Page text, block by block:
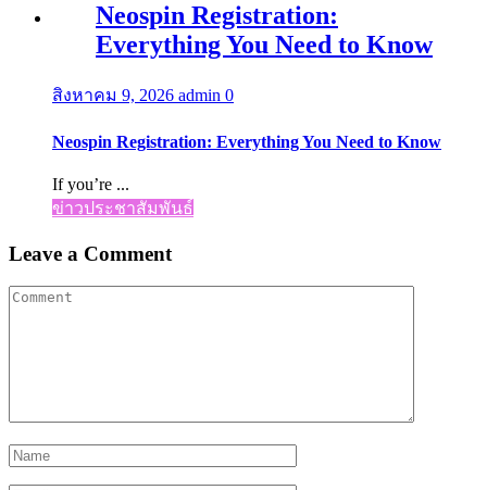
Neospin Registration:
Everything You Need to Know
สิงหาคม 9, 2026 admin 0
Neospin Registration: Everything You Need to Know
If you’re ...
ข่าวประชาสัมพันธ์
Leave a Comment